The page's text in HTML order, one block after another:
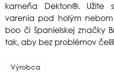
kameňa Dekton®. Užite
varenia pod holým
boo či španielskej značky
tak, aby bez problémov
Výrobca